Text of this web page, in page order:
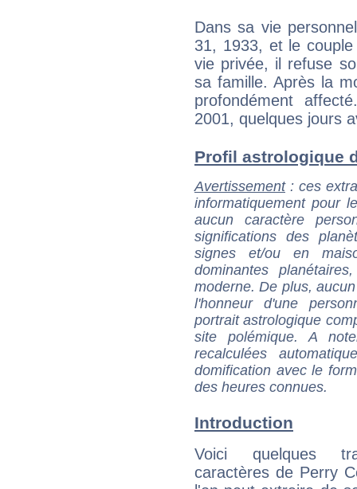
Dans sa vie
31, 1933, et le
vie privée, il refuse
sa famille. Après la
profondément
2001, quelques jours
Profil astrologique
Avertissement: ces
informatiquement pour
aucun caractère
significations des
signes et/ou en
dominantes
moderne. De plus,
l'honneur d'une
portrait astrologique
site polémique. A
recalculées
domification avec le
des heures connues.
Introduction
Voici quelques
caractères de Perry